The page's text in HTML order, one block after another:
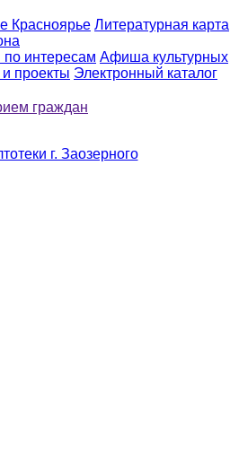
Красноярье Литературная карта
по интересам Афиша культурных
проекты Электронный каталог